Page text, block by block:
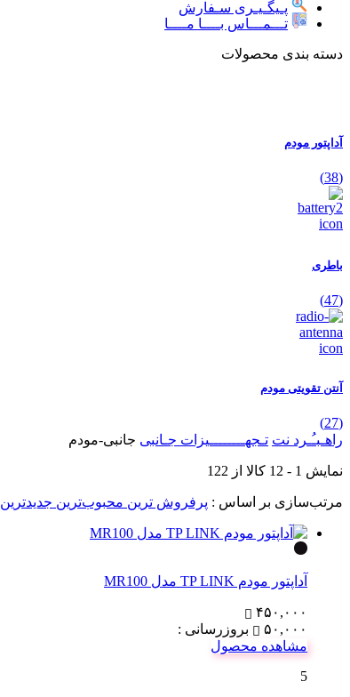
پـیگـیـری سـفارش
تـــمـــاس بــــا مــــا
دسته بندی محصولات
آداپتور مودم
(38)
باطری
(47)
آنتن تقویتی مودم
(27)
راهـبـُـرد نت تـجهــــــــیزات جـانبی جانبی-مودم
نمایش 1
-
12 کالا از 122
مرتب‌سازی بر اساس : پرفروش ترین محبوب‌ترین جدیدترین
آداپتور مودم TP LINK مدل MR100
۴۵۰,۰۰۰
۵۰,۰۰۰
بروزرسانی :
مشاهده محصول
5